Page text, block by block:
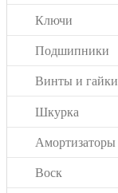
Ключи
Подшипники
Винты и гайки
Шкурка
Амортизаторы
Воск